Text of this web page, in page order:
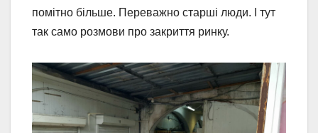
помітно більше. Переважно старші люди. І тут
так само розмови про закриття ринку.